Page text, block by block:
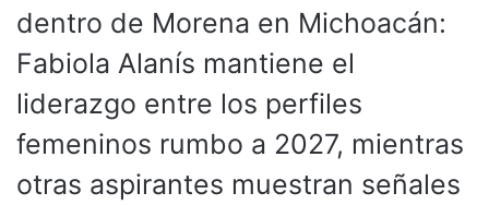
dentro de Morena en Michoacán:
Fabiola Alanís mantiene el
liderazgo entre los perfiles
femeninos rumbo a 2027, mientras
otras aspirantes muestran señales